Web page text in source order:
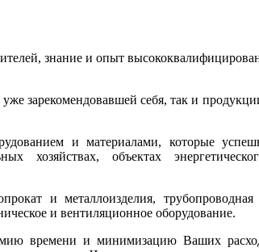
знание и опыт
зарекомендовавшей себя, так и
и материалами, которые
хозяйствах, объектах
и металлоизделия, трубопроводная
и вентиляционное оборудование.
времени и минимизацию Ваших